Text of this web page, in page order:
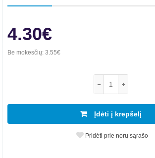
4.30€
Be mokesčių: 3.55€
Įdėti į krepšelį
Pridėti prie norų sąrašo